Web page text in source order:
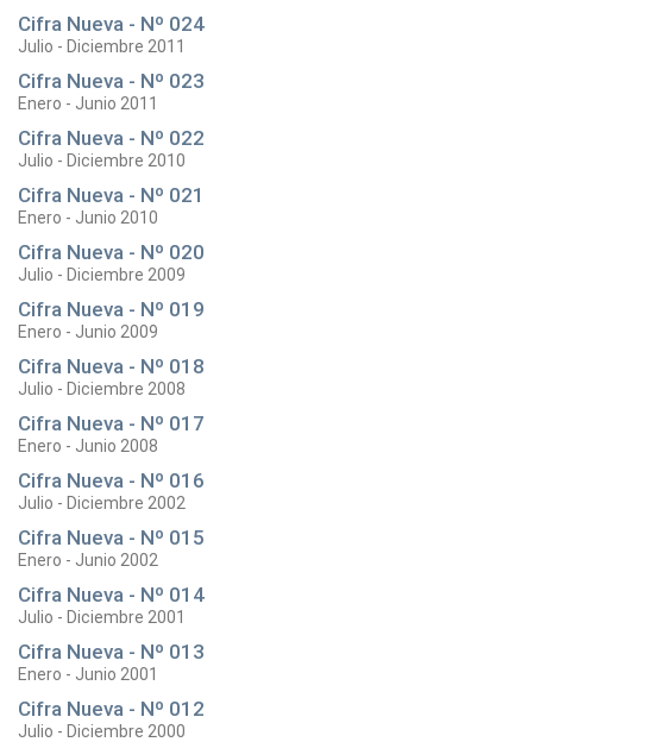
Cifra Nueva - Nº 024
Julio - Diciembre 2011
Cifra Nueva - Nº 023
Enero - Junio 2011
Cifra Nueva - Nº 022
Julio - Diciembre 2010
Cifra Nueva - Nº 021
Enero - Junio 2010
Cifra Nueva - Nº 020
Julio - Diciembre 2009
Cifra Nueva - Nº 019
Enero - Junio 2009
Cifra Nueva - Nº 018
Julio - Diciembre 2008
Cifra Nueva - Nº 017
Enero - Junio 2008
Cifra Nueva - Nº 016
Julio - Diciembre 2002
Cifra Nueva - Nº 015
Enero - Junio 2002
Cifra Nueva - Nº 014
Julio - Diciembre 2001
Cifra Nueva - Nº 013
Enero - Junio 2001
Cifra Nueva - Nº 012
Julio - Diciembre 2000